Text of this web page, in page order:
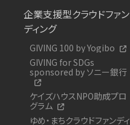
企業支援型クラウドファン
ディング
GIVING 100 by Yogibo
GIVING for SDGs
sponsored by ソニー銀行
ケイズハウスNPO助成プロ
グラム
ゆめ・まちクラウドファンディ